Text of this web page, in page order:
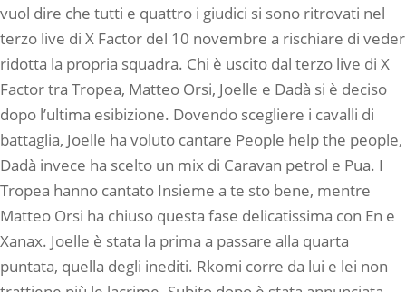
vuol dire che tutti e quattro i giudici si sono ritrovati nel
terzo live di X Factor del 10 novembre a rischiare di veder
ridotta la propria squadra. Chi è uscito dal terzo live di X
Factor tra Tropea, Matteo Orsi, Joelle e Dadà si è deciso
dopo l’ultima esibizione. Dovendo scegliere i cavalli di
battaglia, Joelle ha voluto cantare People help the people,
Dadà invece ha scelto un mix di Caravan petrol e Pua. I
Tropea hanno cantato Insieme a te sto bene, mentre
Matteo Orsi ha chiuso questa fase delicatissima con En e
Xanax. Joelle è stata la prima a passare alla quarta
puntata, quella degli inediti. Rkomi corre da lui e lei non